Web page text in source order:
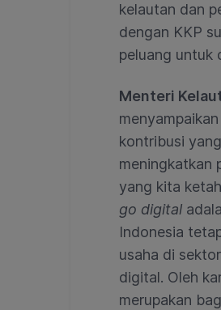
kelautan dan
dengan KKP
peluang untuk
Menteri
kontribusi
meningkatkan
yang kita
go digital
Indonesia
usaha di
digital. Oleh
merupakan